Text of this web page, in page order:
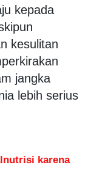
kepada
kesulitan
jangka
lebih serius
karena